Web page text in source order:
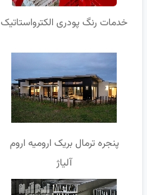
خدمات رنگ پودری الکترواستاتیک
پنجره ترمال بریک ارومیه اروم
آلیاژ